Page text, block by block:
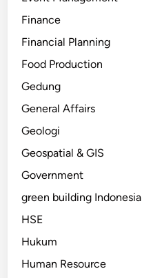
Finance
Financial Planning
Food Production
Gedung
General Affairs
Geologi
Geospatial & GIS
Government
green building Indonesia
HSE
Hukum
Human Resource